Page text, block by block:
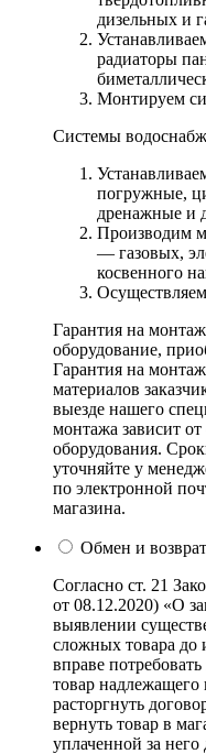
дизельных и
радиаторы
Монтируем
Системы
погружные,
дренажные и
Производим
— газовых,
косвенного
Гарантия на
оборудование,
Гарантия на
материалов
выезде нашего
монтажа зависит
оборудования.
уточняйте у
по электронной
магазина.
Обмен и возврат
Согласно ст. 21
от 08.12.2020) «О
выявлении
сложных товара до
вправе
товар надлежащего
расторгнуть
вернуть товар в
уплаченной за